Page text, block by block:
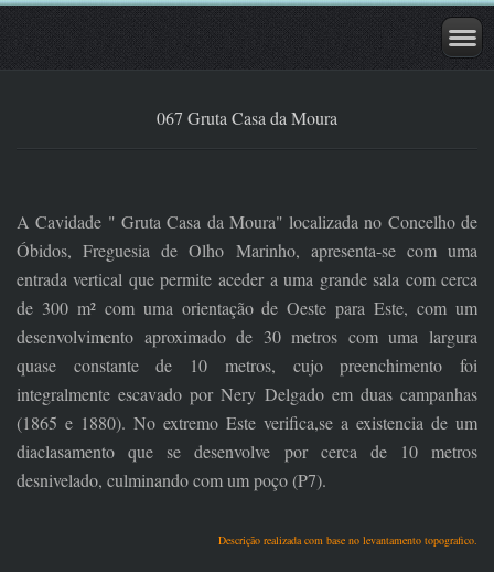
067 Gruta Casa da Moura
A Cavidade " Gruta Casa da Moura" localizada no Concelho de
Óbidos, Freguesia de Olho Marinho, apresenta-se com uma
entrada vertical que permite aceder a uma grande sala com cerca
de 300 m² com uma orientação de Oeste para Este, com um
desenvolvimento aproximado de 30 metros com uma largura
quase constante de 10 metros, cujo preenchimento foi
integralmente escavado por Nery Delgado em duas campanhas
(1865 e 1880). No extremo Este verifica,se a existencia de um
diaclasamento que se desenvolve por cerca de 10 metros
desnivelado, culminando com um poço (P7).
Descrição realizada com base no levantamento topografico.